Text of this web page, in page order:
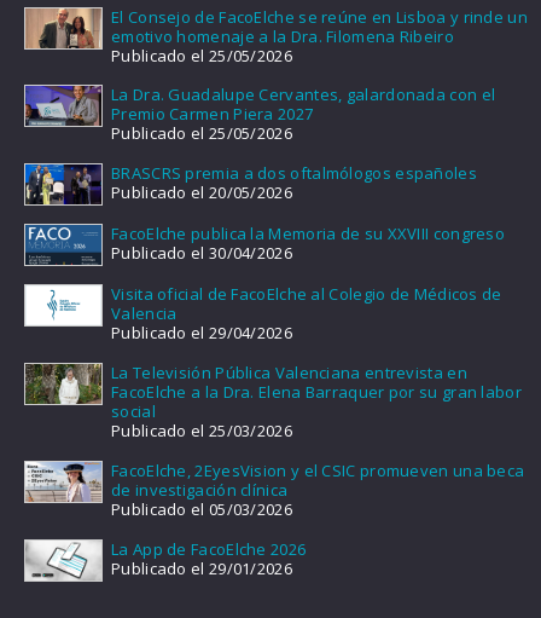
El Consejo de FacoElche se reúne en Lisboa y rinde un
emotivo homenaje a la Dra. Filomena Ribeiro
Publicado el 25/05/2026
La Dra. Guadalupe Cervantes, galardonada con el
Premio Carmen Piera 2027
Publicado el 25/05/2026
BRASCRS premia a dos oftalmólogos españoles
Publicado el 20/05/2026
FacoElche publica la Memoria de su XXVIII congreso
Publicado el 30/04/2026
Visita oficial de FacoElche al Colegio de Médicos de
Valencia
Publicado el 29/04/2026
La Televisión Pública Valenciana entrevista en
FacoElche a la Dra. Elena Barraquer por su gran labor
social
Publicado el 25/03/2026
FacoElche, 2EyesVision y el CSIC promueven una beca
de investigación clínica
Publicado el 05/03/2026
La App de FacoElche 2026
Publicado el 29/01/2026